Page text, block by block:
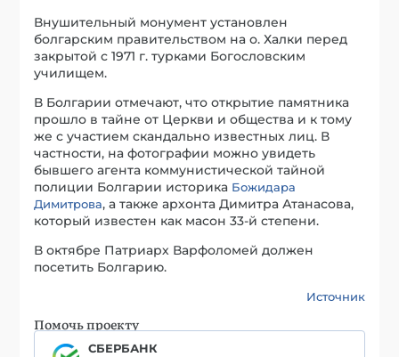
Внушительный монумент установлен
болгарским правительством на о. Халки перед
закрытой с 1971 г. турками Богословским
училищем.
В Болгарии отмечают, что открытие памятника
прошло в тайне от Церкви и общества и к тому
же с участием скандально известных лиц. В
частности, на фотографии можно увидеть
бывшего агента коммунистической тайной
полиции Болгарии историка Божидара
Димитрова, а также архонта Димитра Атанасова,
который известен как масон 33-й степени.
В октябре Патриарх Варфоломей должен
посетить Болгарию.
Источник
Помочь проекту
СБЕРБАНК